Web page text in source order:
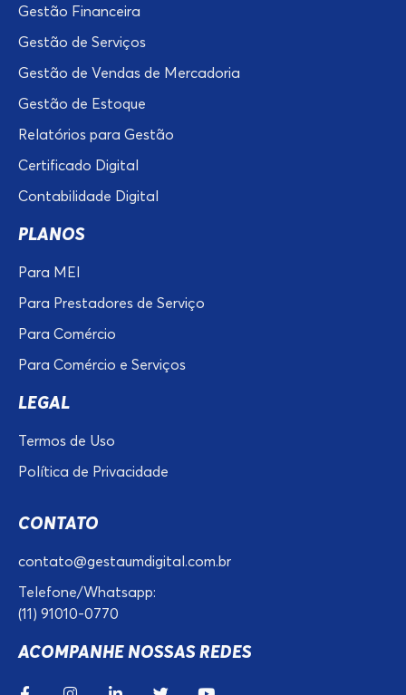
Gestão Financeira
Gestão de Serviços
Gestão de Vendas de Mercadoria
Gestão de Estoque
Relatórios para Gestão
Certificado Digital
Contabilidade Digital
PLANOS
Para MEI
Para Prestadores de Serviço
Para Comércio
Para Comércio e Serviços
LEGAL
Termos de Uso
Política de Privacidade
CONTATO
contato@gestaumdigital.com.br
Telefone/Whatsapp:
(11) 91010-0770
ACOMPANHE NOSSAS REDES